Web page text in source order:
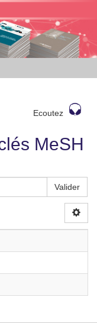
Ecoutez
MeSH
Valider